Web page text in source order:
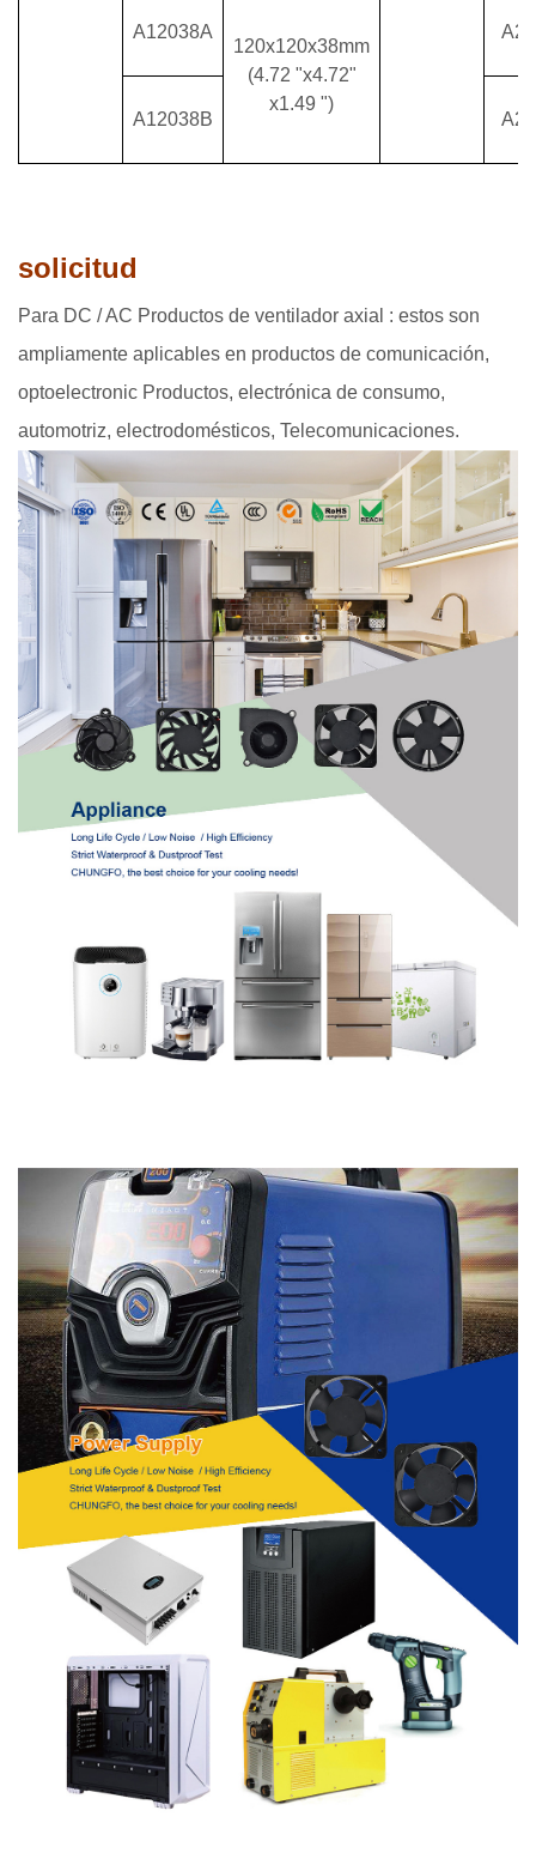
A12038A
120x120x38mm
(4.72 "x4.72"
x1.49 ")
A12038B
solicitud
Para DC / AC Productos de ventilador axial : estos son
ampliamente aplicables en productos de comunicación,
optoelectronic Productos, electrónica de consumo,
automotriz, electrodomésticos, Telecomunicaciones.